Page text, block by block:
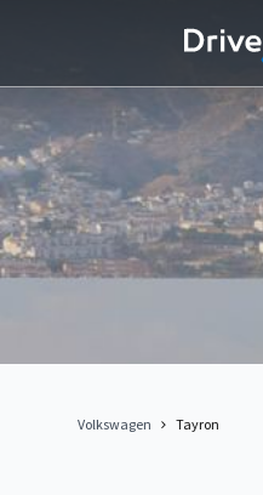
Volkswagen Tayron